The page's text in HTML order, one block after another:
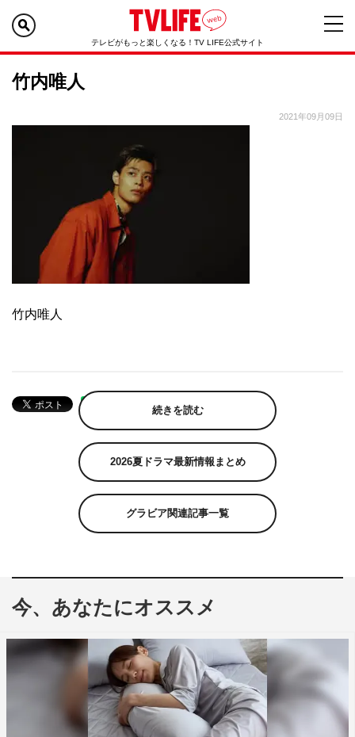
テレビがもっと楽しくなる！TV LIFE公式サイト
竹内唯人
2021年09月09日
竹内唯人
続きを読む
2026夏ドラマ最新情報まとめ
グラビア関連記事一覧
今、あなたにオススメ